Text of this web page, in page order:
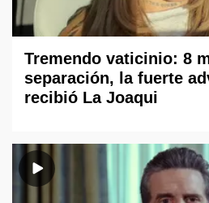
Tremendo vaticinio: 8
separación, la fuerte
recibió La Joaqui